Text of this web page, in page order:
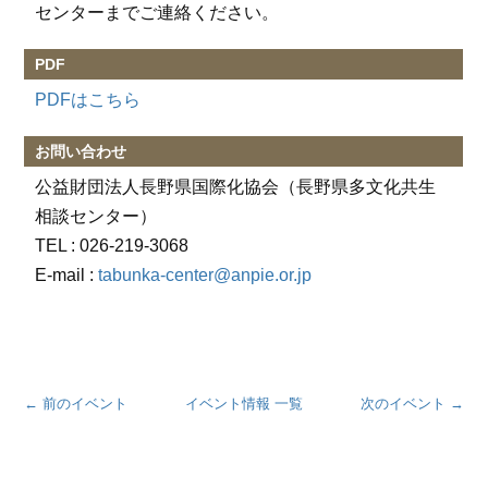
センターまでご連絡ください。
PDF
PDFはこちら
お問い合わせ
公益財団法人長野県国際化協会（長野県多文化共生
相談センター）
TEL :026-219-3068
E-mail :tabunka-center@anpie.or.jp
← 前のイベント 次のイベント →
イベント情報 一覧